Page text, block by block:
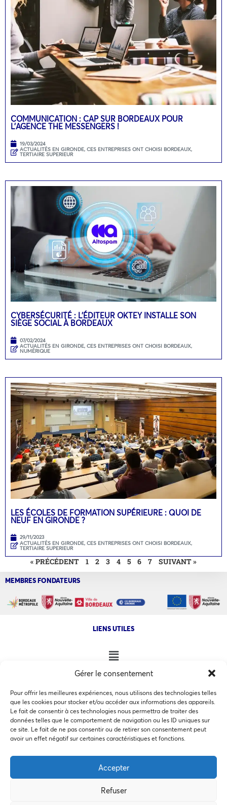
Gérer le consentement
Pour offrir les meilleures expériences, nous utilisons des technologies telles
que les cookies pour stocker et/ou accéder aux informations des appareils.
Le fait de consentir à ces technologies nous permettra de traiter des
données telles que le comportement de navigation ou les ID uniques sur
ce site. Le fait de ne pas consentir ou de retirer son consentement peut
avoir un effet négatif sur certaines caractéristiques et fonctions.
Accepter
Refuser
Ce site utilise des cookies pour les statistiques et pour
politique de confidentialité
Accepter
COMMUNICATION : CAP SUR BORDEAUX POUR
L’AGENCE THE MESSENGERS !
19/03/2024
ACTUALITÉS EN GIRONDE, CES ENTREPRISES ONT CHOISI BORDEAUX,
TERTIAIRE SUPERIEUR
CYBERSÉCURITÉ : L’ÉDITEUR OKTEY INSTALLE SON
SIÈGE SOCIAL À BORDEAUX
07/02/2024
ACTUALITÉS EN GIRONDE, CES ENTREPRISES ONT CHOISI BORDEAUX,
NUMÉRIQUE
LES ÉCOLES DE FORMATION SUPÉRIEURE : QUOI DE
NEUF EN GIRONDE ?
29/11/2023
ACTUALITÉS EN GIRONDE, CES ENTREPRISES ONT CHOISI BORDEAUX,
TERTIAIRE SUPERIEUR
« PRÉCÉDENT 1 2 3 4 5 6 7 SUIVANT »
MEMBRES FONDATEURS
LIENS UTILES
NOS AUTRES SITES
COPYRIGHT @ 2026 - INVEST IN BORDEAUX - 32 Allées d'Orléans